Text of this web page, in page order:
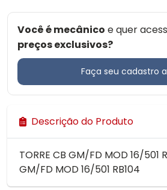
Você é mecânico e quer
preços exclusivos?
Faça seu cadastro
Descrição do Produto
TORRE CB GM/FD MOD 16/501
GM/FD MOD 16/501 RB104